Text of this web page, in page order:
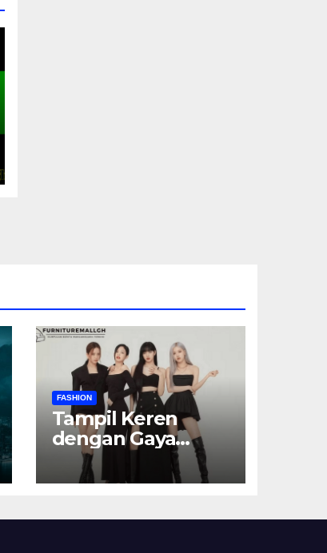
FASHION
Tampil Keren
dengan Gaya
Serba Hitam:
Simpel Tapi